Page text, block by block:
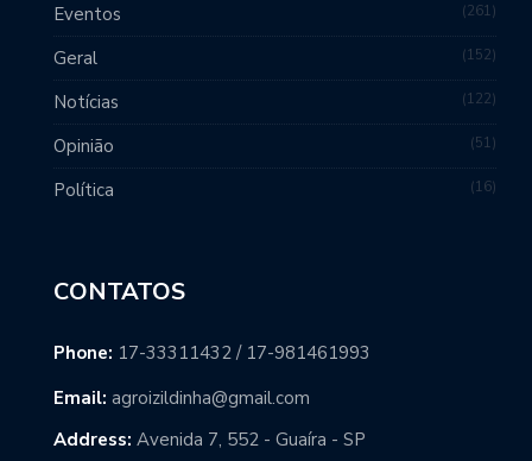
Eventos 261
Geral 152
Notícias 122
Opinião 51
Política 16
CONTATOS
Phone: 17-33311432 / 17-981461993
Email: agroizildinha@gmail.com
Address: Avenida 7, 552 - Guaíra - SP